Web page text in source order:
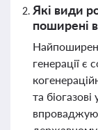
Які види
поширені в
генерації є
та